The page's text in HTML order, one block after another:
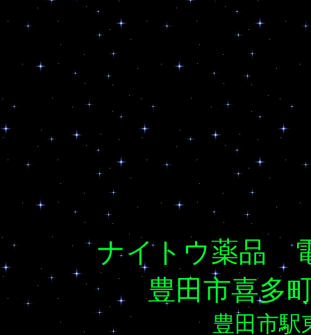
ナイトウ薬品
豊田市喜多
豊田市駅